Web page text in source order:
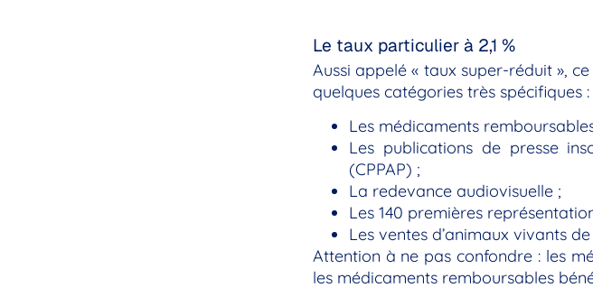
Le taux particulier à 2,1 %
Aussi appelé « taux super-réduit »,
quelques catégories très spécifiques :
Les médicaments
Les publications de presse
(CPPAP) ;
La redevance audiovisuelle ;
Les 140 premières
Les ventes d’animaux vivants
Attention à ne pas confondre : les
les médicaments remboursables